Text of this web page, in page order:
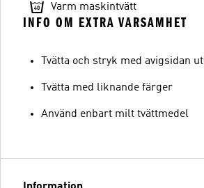
Varm maskintvätt
INFO OM EXTRA VARSAMHET
Tvätta och stryk med avigsidan ut
Tvätta med liknande färger
Använd enbart milt tvättmedel